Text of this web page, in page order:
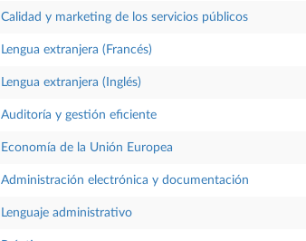
Calidad y marketing de los servicios públicos
Lengua extranjera (Francés)
Lengua extranjera (Inglés)
Auditoría y gestión eficiente
Economía de la Unión Europea
Administración electrónica y documentación
Lenguaje administrativo